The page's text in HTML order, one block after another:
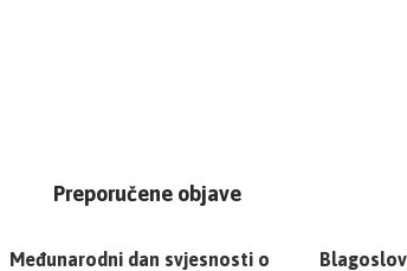
Preporučene objave
Međunarodni dan svjesnosti o